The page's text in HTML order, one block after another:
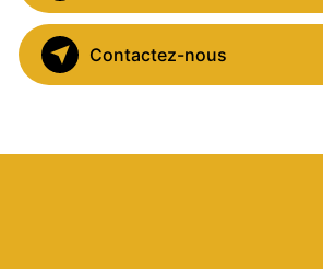
Contactez-nous